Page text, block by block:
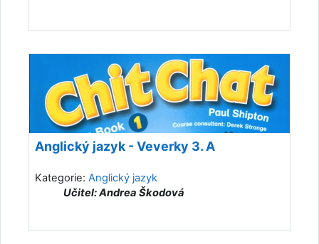
Anglický jazyk - Veverky 3. A
Kategorie: Anglický jazyk
Učitel: Andrea Škodová